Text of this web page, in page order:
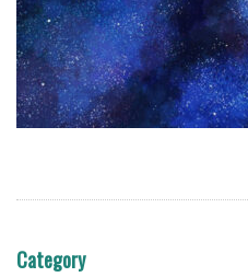
Category